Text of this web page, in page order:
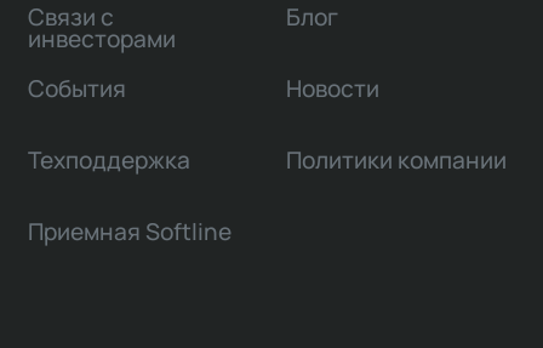
Связи с
инвесторами
Блог
События Новости
Техподдержка Политики компании
Приемная Softline